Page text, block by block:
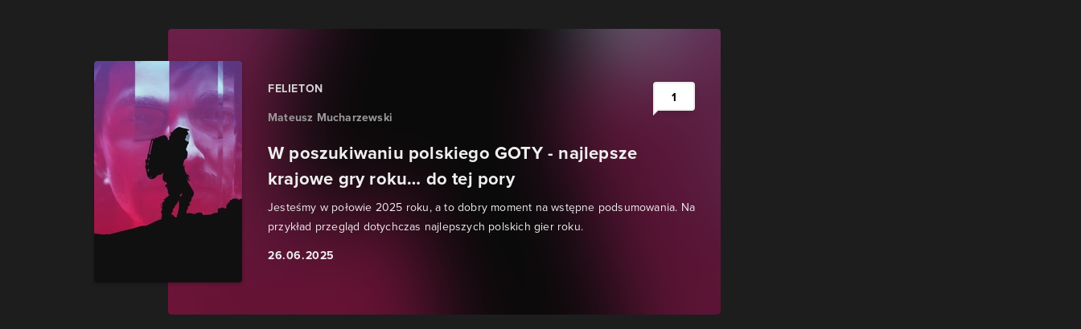
FELIETON
Mateusz Mucharzewski
W poszukiwaniu polskiego GOTY - najlepsze
krajowe gry roku… do tej pory
Jesteśmy w połowie 2025 roku, a to dobry moment na wstępne podsumowania. Na
przykład przegląd dotychczas najlepszych polskich gier roku.
26.06.2025
1